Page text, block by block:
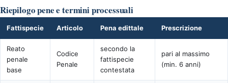
Riepilogo pene e termini processuali
Fattispecie Articolo Pena edittale Prescrizione
Reato
penale
base
Codice
Penale
secondo la
fattispecie
contestata
pari al massimo
(min. 6 anni)